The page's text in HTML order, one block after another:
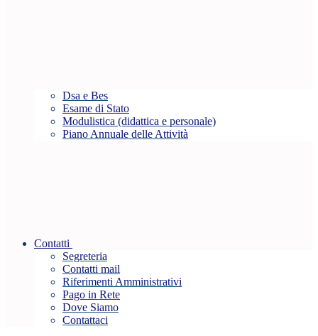
Dsa e Bes
Esame di Stato
Modulistica (didattica e personale)
Piano Annuale delle Attività
Contatti
Segreteria
Contatti mail
Riferimenti Amministrativi
Pago in Rete
Dove Siamo
Contattaci